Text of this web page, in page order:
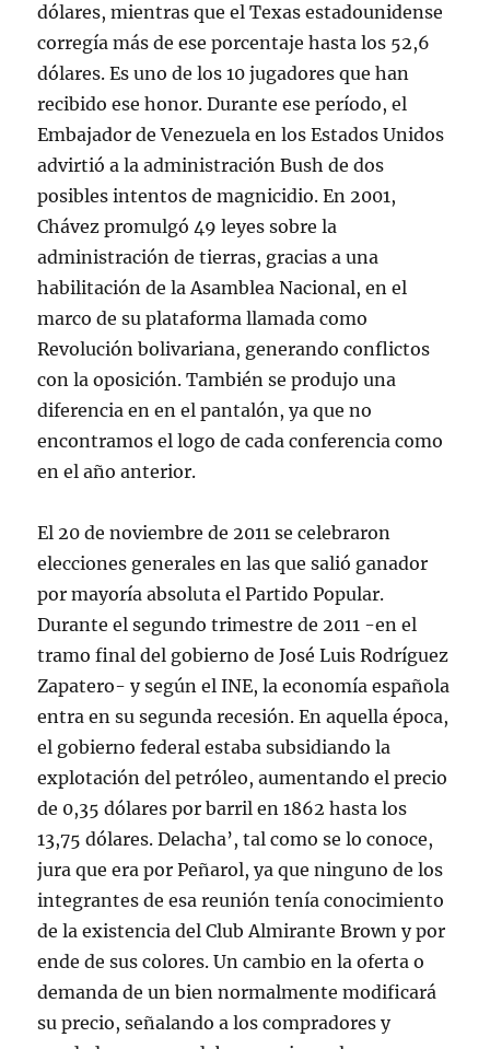
dólares, mientras que el Texas estadounidense
corregía más de ese porcentaje hasta los 52,6
dólares. Es uno de los 10 jugadores que han
recibido ese honor. Durante ese período, el
Embajador de Venezuela en los Estados Unidos
advirtió a la administración Bush de dos
posibles intentos de magnicidio. En 2001,
Chávez promulgó 49 leyes sobre la
administración de tierras, gracias a una
habilitación de la Asamblea Nacional, en el
marco de su plataforma llamada como
Revolución bolivariana, generando conflictos
con la oposición. También se produjo una
diferencia en en el pantalón, ya que no
encontramos el logo de cada conferencia como
en el año anterior.
El 20 de noviembre de 2011 se celebraron
elecciones generales en las que salió ganador
por mayoría absoluta el Partido Popular.
Durante el segundo trimestre de 2011 -en el
tramo final del gobierno de José Luis Rodríguez
Zapatero- y según el INE, la economía española
entra en su segunda recesión. En aquella época,
el gobierno federal estaba subsidiando la
explotación del petróleo, aumentando el precio
de 0,35 dólares por barril en 1862 hasta los
13,75 dólares. Delacha’, tal como se lo conoce,
jura que era por Peñarol, ya que ninguno de los
integrantes de esa reunión tenía conocimiento
de la existencia del Club Almirante Brown y por
ende de sus colores. Un cambio en la oferta o
demanda de un bien normalmente modificará
su precio, señalando a los compradores y